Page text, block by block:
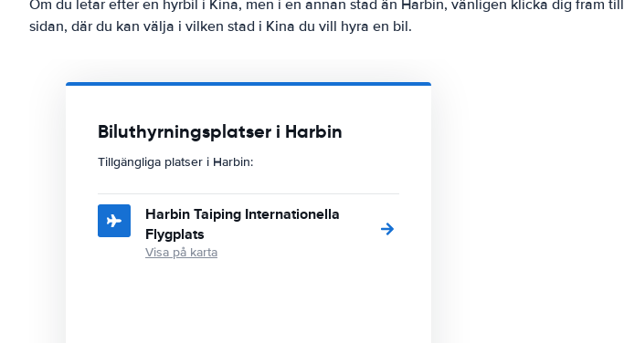
Om du letar efter en hyrbil i Kina, men i en annan stad än Harbin, vänligen klicka dig fram till
sidan, där du kan välja i vilken stad i Kina du vill hyra en bil.
Biluthyrningsplatser i Harbin
Tillgängliga platser i Harbin:
Harbin Taiping Internationella
Flygplats
Visa på karta